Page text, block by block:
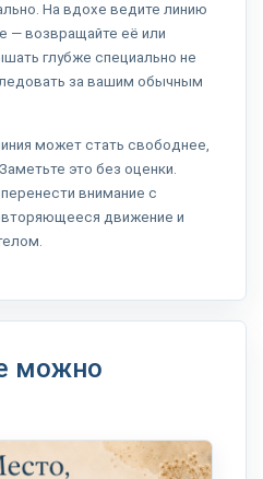
На вдохе ведите линию
— возвращайте её или
глубже специально не
за вашим обычным
может стать свободнее,
это без оценки.
внимание с
движение и
можно